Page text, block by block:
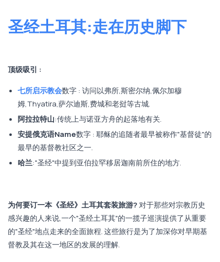
圣经土耳其:走在历史脚下
顶级吸引 :
七所启示教会数字 : 访问以弗所,斯密尔纳,佩尔加穆
姆,Thyatira,萨尔迪斯,费城和老挝等古城.
阿拉拉特山:传统上与诺亚方舟的起落地有关.
安提俄克语Name数字 : 耶稣的追随者最早被称作"基督徒"的
最早的基督教社区之一.
哈兰:"圣经"中提到亚伯拉罕移居迦南前所住的地方.
为何要订一本《圣经》土耳其套装旅游?对于那些对宗教历史
感兴趣的人来说,一个"圣经土耳其"的一揽子巡演提供了从重要
的"圣经"地点走来的全面旅程. 这些旅行是为了加深你对早期基
督教及其在这一地区的发展的理解.